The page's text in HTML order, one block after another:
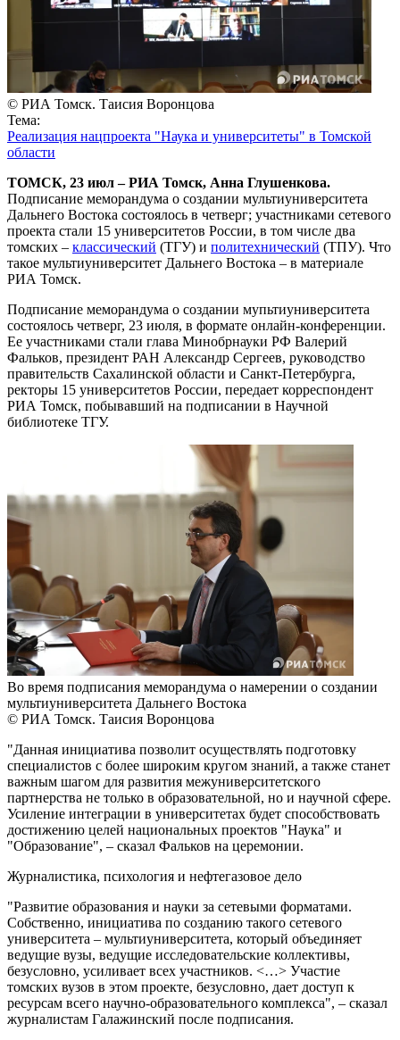
© РИА Томск. Таисия Воронцова
Тема:
Реализация нацпроекта "Наука и университеты" в Томской
области
ТОМСК, 23 июл – РИА Томск, Анна Глушенкова.
Подписание меморандума о создании мультиуниверситета
Дальнего Востока состоялось в четверг; участниками сетевого
проекта стали 15 университетов России, в том числе два
томских – классический (ТГУ) и политехнический (ТПУ). Что
такое мультиуниверситет Дальнего Востока – в материале
РИА Томск.
Подписание меморандума о создании мупьтиуниверситета
состоялось четверг, 23 июля, в формате онлайн-конференции.
Ее участниками стали глава Минобрнауки РФ Валерий
Фальков, президент РАН Александр Сергеев, руководство
правительств Сахалинской области и Санкт-Петербурга,
ректоры 15 университетов России, передает корреспондент
РИА Томск, побывавший на подписании в Научной
библиотеке ТГУ.
Во время подписания меморандума о намерении о создании
мультиуниверситета Дальнего Востока
© РИА Томск. Таисия Воронцова
"Данная инициатива позволит осуществлять подготовку
специалистов с более широким кругом знаний, а также станет
важным шагом для развития межуниверситетского
партнерства не только в образовательной, но и научной сфере.
Усиление интеграции в университетах будет способствовать
достижению целей национальных проектов "Наука" и
"Образование", – сказал Фальков на церемонии.
Журналистика, психология и нефтегазовое дело
"Развитие образования и науки за сетевыми форматами.
Собственно, инициатива по созданию такого сетевого
университета – мультиуниверситета, который объединяет
ведущие вузы, ведущие исследовательские коллективы,
безусловно, усиливает всех участников. <…> Участие
томских вузов в этом проекте, безусловно, дает доступ к
ресурсам всего научно-образовательного комплекса", – сказал
журналистам Галажинский после подписания.